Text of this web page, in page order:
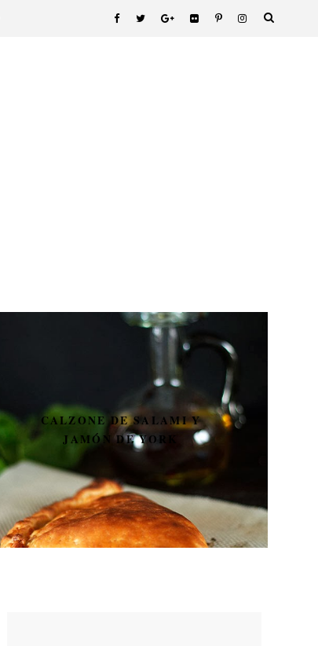
CALZONE DE SALAMI Y
JAMÓN DE YORK